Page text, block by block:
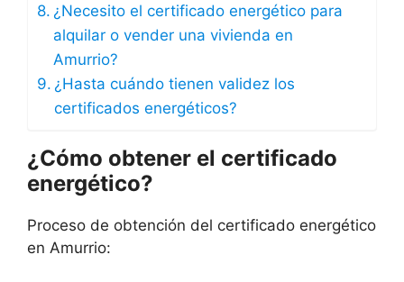
¿Necesito el certificado energético para
alquilar o vender una vivienda en
Amurrio?
¿Hasta cuándo tienen validez los
certificados energéticos?
¿Cómo obtener el certificado
energético?
Proceso de obtención del certificado energético
en Amurrio: